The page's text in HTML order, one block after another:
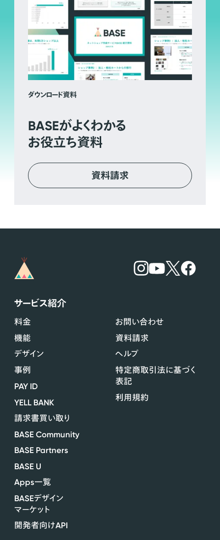
ダウンロード資料
BASEがよくわかる
お役立ち資料
資料請求
サービス紹介
料金
機能
デザイン
事例
PAY ID
YELL BANK
請求書買い取り
BASE Community
BASE Partners
BASE U
Apps一覧
BASEデザイン
マーケット
開発者向けAPI
お問い合わせ
資料請求
ヘルプ
特定商取引法に基づく
表記
利用規約